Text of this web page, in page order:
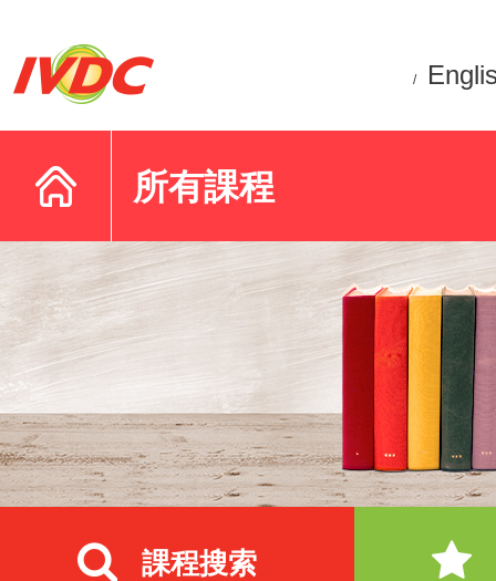
/
所有課程
課程搜索